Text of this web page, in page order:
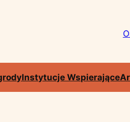
Instytucje Wspierające